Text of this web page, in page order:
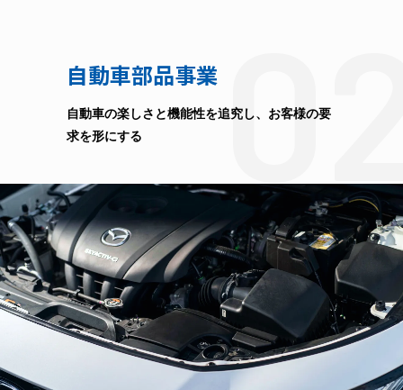
自動車部品事業
自動車の楽しさと機能性を追究し、お客様の要
求を形にする